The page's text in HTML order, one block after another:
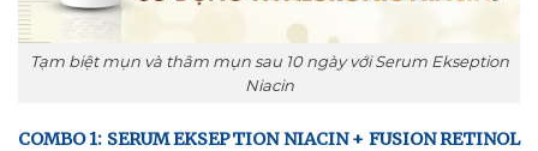
Tạm biệt mụn và thâm mụn sau 10 ngày với Serum Ekseption
Niacin
COMBO 1: SERUM EKSEPTION NIACIN + FUSION RETINOL